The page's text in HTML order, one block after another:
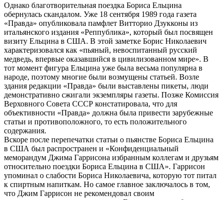
Однако благотворительная поездка Бориса Ельцина
обернулась скандалом. Уже 18 сентября 1989 года газета
«Правда» опубликовала памфлет Витторио Дзукконы из
итальянского издания «Реппублика», который был посвящен
визиту Ельцина в США. В этой заметке Борис Николаевич
характеризовался как «пьяный, невоспитанный русский
медведь, впервые оказавшийся в цивилизованном мире». В
тот момент фигура Ельцина уже была весьма популярна в
народе, поэтому многие были возмущены статьей. Возле
здания редакции «Правда» были выставлены пикеты, люди
демонстративно сжигали экземпляры газеты. Позже Комиссия
Верховного Совета СССР констатировала, что для
объективности «Правда» должна была привести зарубежные
статьи и противоположного, то есть положительного
содержания.
Вскоре после перепечатки статьи о пьянстве Бориса Ельцина
в США был распространен и «Конфиденциальный
меморандум Джима Гаррисона избранным коллегам и друзьям
относительно поездки Бориса Ельцина в США». Гаррисон
упоминал о слабости Бориса Николаевича, которую тот питал
к спиртным напиткам. Но самое главное заключалось в том,
что Джим Гаррисон не рекомендовал своим